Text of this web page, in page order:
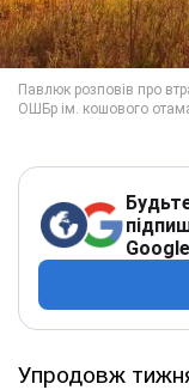
Google
Упродовж